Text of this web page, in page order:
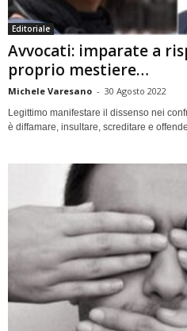
Editoriale
Avvocati: imparate a
proprio mestiere…
Michele Varesano - 30 Agosto 2022
Legittimo manifestare il dissenso nei
è diffamare, insultare, screditare e